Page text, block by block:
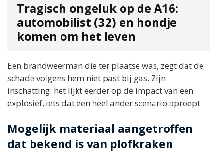
Tragisch ongeluk op de A16:
automobilist (32) en hondje
komen om het leven
Een brandweerman die ter plaatse was, zegt dat de
schade volgens hem niet past bij gas. Zijn
inschatting: het lijkt eerder op de impact van een
explosief, iets dat een heel ander scenario oproept.
Mogelijk materiaal aangetroffen
dat bekend is van plofkraken